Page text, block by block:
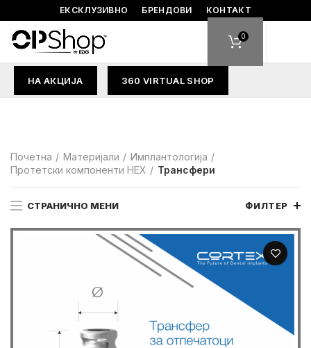
ЕКСКЛУЗИВНО БРЕНДОВИ КОНТАКТ
0
НА АКЦИЈА 360 VIRTUAL SHOP
Почетна Материјали
Имплантологија
Протетски компоненти HEX
Трансфери
СТРАНИЧНО МЕНИ ФИЛТЕР